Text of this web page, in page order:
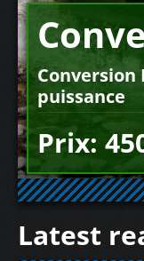
Conversion
puissance
Prix:
Latest